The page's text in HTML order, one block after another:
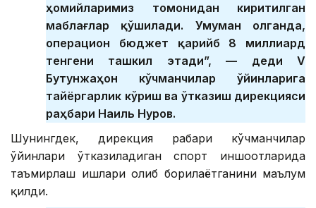
ҳомийларимиз томонидан киритилган
маблағлар қўшилади. Умуман олганда,
операцион бюджет қарийб 8 миллиард
тенгени ташкил этади”, — деди V
Бутунжаҳон кўчманчилар ўйинларига
тайёргарлик кўриш ва ўтказиш дирекцияси
раҳбари Наиль Нуров.
Шунингдек, дирекция раҳбари кўчманчилар
ўйинлари ўтказиладиган спорт иншоотларида
таъмирлаш ишлари олиб борилаётганини маълум
қилди.